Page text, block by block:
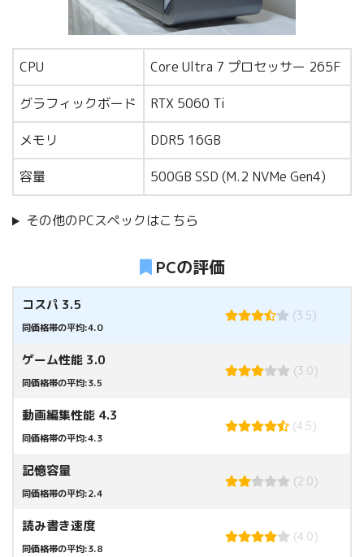
CPU Core Ultra 7 プロセッサー 265F
グラフィックボード RTX 5060 Ti
メモリ DDR5 16GB
容量 500GB SSD (M.2 NVMe Gen4)
その他のPCスペックはこちら
PCの評価
コスパ 3.5
同価格帯の平均:4.0
(3.5)
ゲーム性能 3.0
同価格帯の平均:3.5
(3.0)
動画編集性能 4.3
同価格帯の平均:4.3
(4.5)
記憶容量
同価格帯の平均:2.4
(2.0)
読み書き速度
同価格帯の平均:3.8
(4.0)